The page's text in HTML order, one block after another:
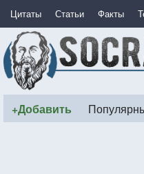
Цитаты Статьи Факты
+Добавить